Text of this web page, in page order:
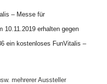
– Messe für
10.11.2019 erhalten gegen
ein kostenloses FunVitalis –
mehrerer Aussteller